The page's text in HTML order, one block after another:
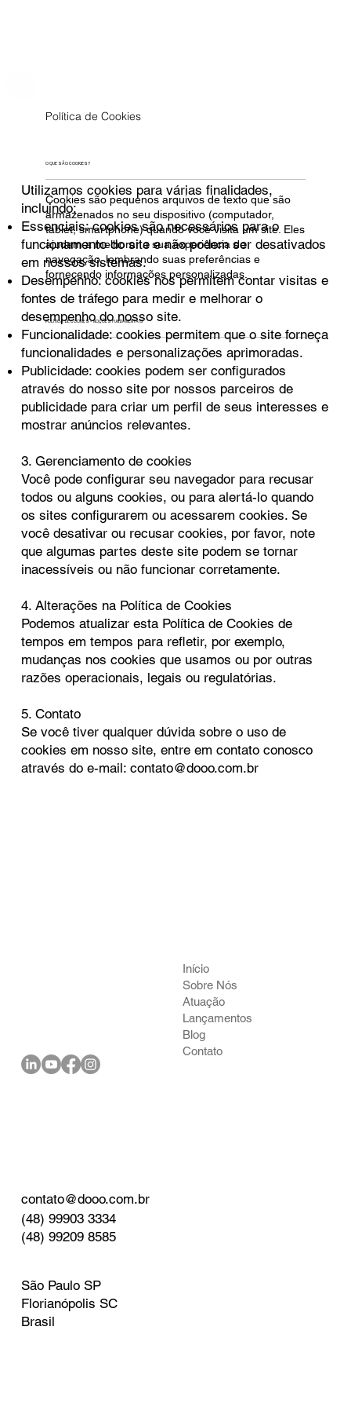
Política de Cookies
O QUE SÃO COOKIES?
Cookies são pequenos arquivos de texto que são
armazenados no seu dispositivo (computador,
tablet, smartphone) quando você visita um site. Eles
ajudam a melhorar a sua experiência de
navegação, lembrando suas preferências e
fornecendo informações personalizadas.
POLÍTICA DE COOKIES - NOÇÕES FUNDAMENTAIS
Utilizamos cookies para várias finalidades,
incluindo:
Essenciais: cookies são necessários para o
funcionamento do site e não podem ser desativados
em nossos sistemas.
Desempenho: cookies nos permitem contar visitas e
fontes de tráfego para medir e melhorar o
desempenho do nosso site.
Funcionalidade: cookies permitem que o site forneça
funcionalidades e personalizações aprimoradas.
Publicidade: cookies podem ser configurados
através do nosso site por nossos parceiros de
publicidade para criar um perfil de seus interesses e
mostrar anúncios relevantes.
3. Gerenciamento de cookies
Você pode configurar seu navegador para recusar
todos ou alguns cookies, ou para alertá-lo quando
os sites configurarem ou acessarem cookies. Se
você desativar ou recusar cookies, por favor, note
que algumas partes deste site podem se tornar
inacessíveis ou não funcionar corretamente.
4. Alterações na Política de Cookies
Podemos atualizar esta Política de Cookies de
tempos em tempos para refletir, por exemplo,
mudanças nos cookies que usamos ou por outras
razões operacionais, legais ou regulatórias.
5. Contato
Se você tiver qualquer dúvida sobre o uso de
cookies em nosso site, entre em contato conosco
através do e-mail:contato@dooo.com.br
Início
Sobre Nós
Atuação
Lançamentos
Blog
Contato
contato@dooo.com.br
(48) 99903 3334
(48) 99209 8585
São Paulo SP
Florianópolis SC
Brasil